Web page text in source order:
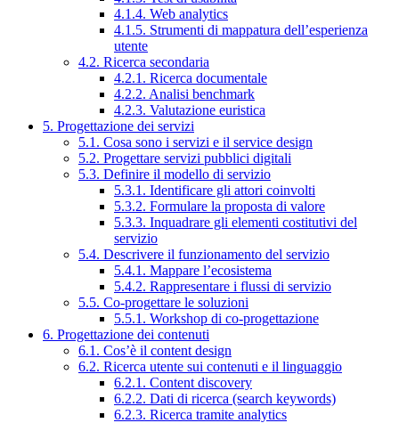
4.1.4. Web analytics
4.1.5. Strumenti di mappatura dell’esperienza
utente
4.2. Ricerca secondaria
4.2.1. Ricerca documentale
4.2.2. Analisi benchmark
4.2.3. Valutazione euristica
5. Progettazione dei servizi
5.1. Cosa sono i servizi e il service design
5.2. Progettare servizi pubblici digitali
5.3. Definire il modello di servizio
5.3.1. Identificare gli attori coinvolti
5.3.2. Formulare la proposta di valore
5.3.3. Inquadrare gli elementi costitutivi del
servizio
5.4. Descrivere il funzionamento del servizio
5.4.1. Mappare l’ecosistema
5.4.2. Rappresentare i flussi di servizio
5.5. Co-progettare le soluzioni
5.5.1. Workshop di co-progettazione
6. Progettazione dei contenuti
6.1. Cos’è il content design
6.2. Ricerca utente sui contenuti e il linguaggio
6.2.1. Content discovery
6.2.2. Dati di ricerca (search keywords)
6.2.3. Ricerca tramite analytics